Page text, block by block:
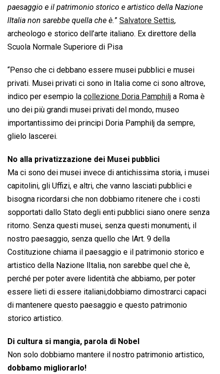
e
b
o
o
t
s
A
p
k
e
d
I
e
a
d
s
i
l
y
L
i
n
t
paesaggio e il patrimonio storico e artistico della Nazione
lItalia non sarebbe quella che è.” Salvatore Settis,
archeologo e storico dell’arte italiano. Ex direttore della
Scuola Normale Superiore di Pisa
“Penso che ci debbano essere musei pubblici e musei
privati. Musei privati ci sono in Italia come ci sono altrove,
indico per esempio la collezione Doria Pamphilj a Roma è
uno dei più grandi musei privati del mondo, museo
importantissimo dei principi Doria Pamphilj da sempre,
glielo lascerei.
No alla privatizzazione dei Musei pubblici
Ma ci sono dei musei invece di antichissima storia, i musei
capitolini, gli Uffizi, e altri, che vanno lasciati pubblici e
bisogna ricordarsi che non dobbiamo ritenere che i costi
sopportati dallo Stato degli enti pubblici siano onere senza
ritorno. Senza questi musei, senza questi monumenti, il
nostro paesaggio, senza quello che lArt. 9 della
Costituzione chiama il paesaggio e il patrimonio storico e
artistico della Nazione lItalia, non sarebbe quel che è,
perché per poter avere lidentità che abbiamo, per poter
essere lieti di essere italiani,dobbiamo dimostrarci capaci
di mantenere questo paesaggio e questo patrimonio
storico artistico.
Di cultura si mangia, parola di Nobel
Non solo dobbiamo mantere il nostro patrimonio artistico,
dobbamo migliorarlo!